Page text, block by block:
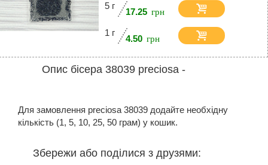
5 г
17.25
1 г
4.50
Опис бісера 38039 preciosa -
Для замовлення preciosa 38039 додайте необхідну
кількість (1, 5, 10, 25, 50 грам) у кошик.
Збережи або поділися з друзями: